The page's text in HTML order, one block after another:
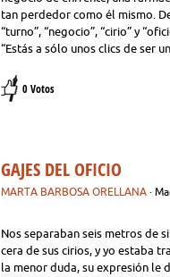
tan perdedor como él mismo.
“turno”, “negocio”, “cirio” y
“Estás a sólo unos clics de ser
0 Votos
GAJES DEL OFICIO
MARTA BARBOSA ORELLANA ·
Nos separaban seis metros de
cera de sus cirios, y yo estaba
la menor duda, su expresión le